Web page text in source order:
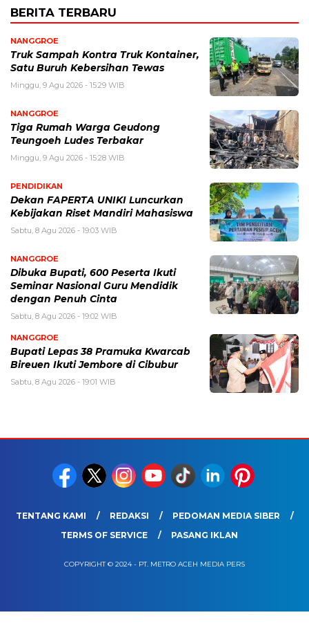
BERITA TERBARU
NANGGROE
Truk Sampah Kontra Truk Kontainer,
Satu Buruh Kebersihan Tewas
Minggu, 9 Agu 2026 - 15:29 WIB
NANGGROE
Tiga Rumah Warga Geudong
Teungoeh Ludes Terbakar
Minggu, 9 Agu 2026 - 15:28 WIB
PENDIDIKAN
Dekan FAPERTA UNIKI Luncurkan
Kebijakan Riset Mandiri Mahasiswa
Sabtu, 8 Agu 2026 - 19:03 WIB
NANGGROE
Dibuka Bupati, 600 Peserta Ikuti
Seminar Nasional Guru Mendidik
dengan Penuh Cinta
Sabtu, 8 Agu 2026 - 19:02 WIB
NANGGROE
Bupati Lepas 38 Pramuka Kwarcab
Bireuen Ikuti Jembore di Cibubur
Sabtu, 8 Agu 2026 - 19:01 WIB
TENTANG KAMI REDAKSI
PEDOMAN MEDIA SIBER
TERMS OF SERVICE
PASANG IKLAN
COPYRIGHT © 2024 - PT. METRO ACEH MEDIA PERS